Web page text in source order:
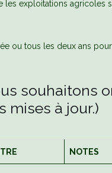
exploitations agricoles
ou tous les deux ans
souhaitons
mises à jour.)
NOTES